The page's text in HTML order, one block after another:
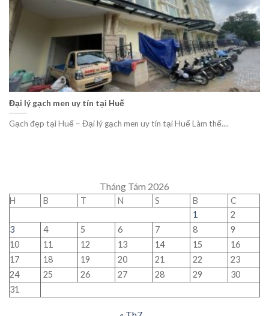
Đại lý gạch men uy tín tại Huế
Gạch đẹp tại Huế – Đại lý gạch men uy tín tại Huế Làm thế....
Tháng Tám 2026
H B T N S B
C
1
2
3
4 5 6 7 8
9
10
11 12 13 14 15
16
17
18 19 20 21 22
23
24
25 26 27 28 29
30
31